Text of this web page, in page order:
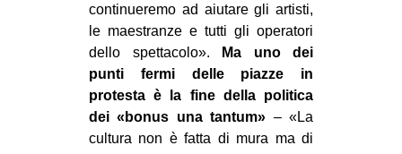
continueremo ad aiutare gli artisti,
le maestranze e tutti gli operatori
dello spettacolo».
Ma uno dei
punti fermi delle piazze in
protesta è la fine della politica
dei «bonus una tantum» – «La
cultura non è fatta di mura ma di